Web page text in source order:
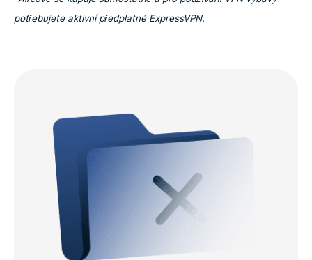
potřebujete aktivní předplatné ExpressVPN.